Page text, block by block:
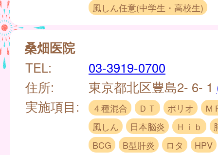
風しん任意(中学生・高校生)
桑畑医院
TEL:
03-3919-0700
住所:
東京都北区豊島2- 6- 1
実施項目:
４種混合 ＤＴ ポリオ
Ｍ
風しん
日本脳炎 Ｈｉｂ
BCG
B型肝炎 ロタ
HPV